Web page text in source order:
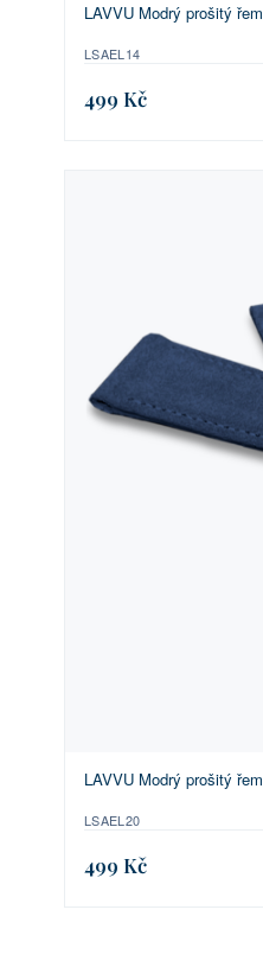
LAVVU Modrý prošitý
LSAEL14
499 Kč
LAVVU Modrý prošitý
LSAEL20
499 Kč